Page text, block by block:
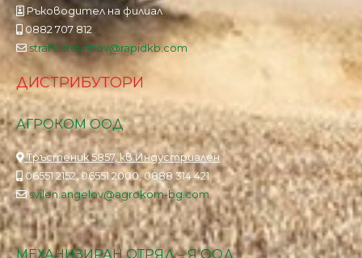
Ръководител на филиал
0882 707 812
strahil.stoyanov@rapidkb.com
ДИСТРИБУТОРИ
АГРОКОМ ООД
Тръстеник 5857, кв.Индустриален
06551 2152, 06551 2000, 0888 314 421
svilen.angelov@agrokom-bg.com
МЕХАНИЗИРАН ОТРЯД – Я ООД